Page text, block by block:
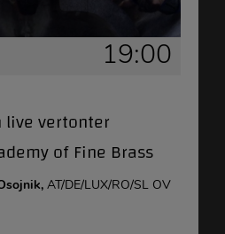
19:00
live vertonter
of Fine Brass
AT/DE/LUX/RO/SL OV